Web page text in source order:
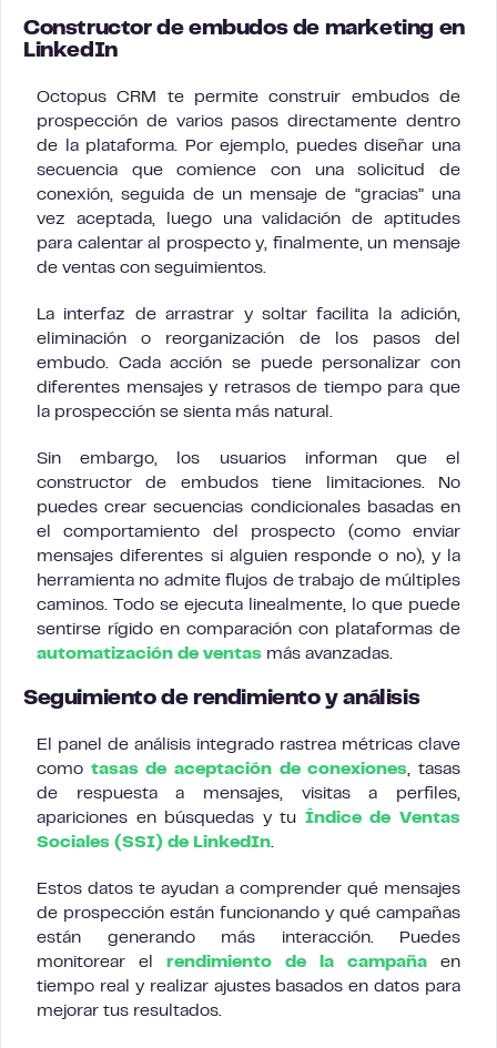
Constructor de embudos de marketing en
LinkedIn
Octopus CRM te permite construir embudos de
prospección de varios pasos directamente dentro
de la plataforma. Por ejemplo, puedes diseñar una
secuencia que comience con una solicitud de
conexión, seguida de un mensaje de “gracias” una
vez aceptada, luego una validación de aptitudes
para calentar al prospecto y, finalmente, un mensaje
de ventas con seguimientos.
La interfaz de arrastrar y soltar facilita la adición,
eliminación o reorganización de los pasos del
embudo. Cada acción se puede personalizar con
diferentes mensajes y retrasos de tiempo para que
la prospección se sienta más natural.
Sin embargo, los usuarios informan que el
constructor de embudos tiene limitaciones. No
puedes crear secuencias condicionales basadas en
el comportamiento del prospecto (como enviar
mensajes diferentes si alguien responde o no), y la
herramienta no admite flujos de trabajo de múltiples
caminos. Todo se ejecuta linealmente, lo que puede
sentirse rígido en comparación con plataformas de
automatización de ventas más avanzadas.
Seguimiento de rendimiento y análisis
El panel de análisis integrado rastrea métricas clave
como tasas de aceptación de conexiones, tasas
de respuesta a mensajes, visitas a perfiles,
apariciones en búsquedas y tu Índice de Ventas
Sociales (SSI) de LinkedIn.
Estos datos te ayudan a comprender qué mensajes
de prospección están funcionando y qué campañas
están generando más interacción. Puedes
monitorear el rendimiento de la campaña en
tiempo real y realizar ajustes basados en datos para
mejorar tus resultados.